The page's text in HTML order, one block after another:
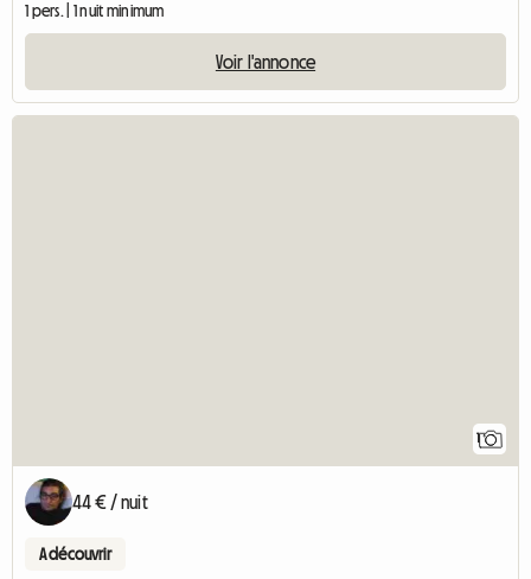
1 pers. | 1 nuit minimum
Voir l'annonce
1
44 € / nuit
A découvrir